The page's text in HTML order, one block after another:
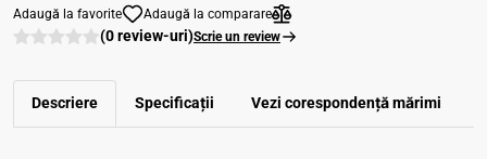
Adaugă la favorite Adaugă la comparare
(0 review-uri)Scrie un review
Descriere Specificații Vezi corespondenţă mărimi